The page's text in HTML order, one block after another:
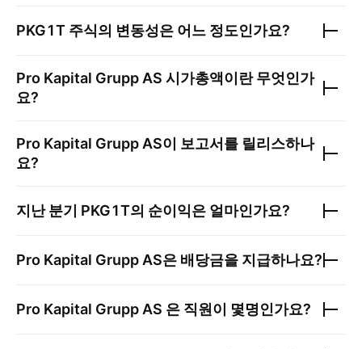
PKG1T 주식의 변동성은 어느 정도인가요?
Pro Kapital Grupp AS 시가총액이란 무엇인가
요?
Pro Kapital Grupp AS이 보고서를 릴리스하나
요?
지난 분기 PKG1T의 순이익은 얼마인가요?
Pro Kapital Grupp AS은 배당금을 지급하나요?
Pro Kapital Grupp AS 은 직원이 몇명인가요?